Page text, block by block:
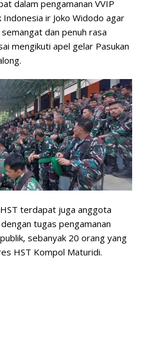
dalam pengamanan VVIP
ir Joko Widodo agar
dan penuh rasa
mengikuti apel gelar Pasukan
terdapat juga anggota
tugas pengamanan
sebanyak 20 orang yang
HST Kompol Maturidi.